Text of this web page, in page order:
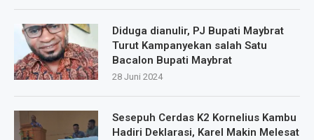
Diduga dianulir, PJ Bupati Maybrat
Turut Kampanyekan salah Satu
Bacalon Bupati Maybrat
28 Juni 2024
Sesepuh Cerdas K2 Kornelius Kambu
Hadiri Deklarasi, Karel Makin Melesat